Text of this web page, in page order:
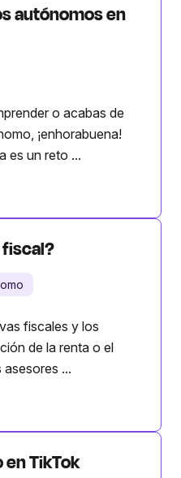
autónomos en
o acabas de
¡enhorabuena!
es un reto ...
fiscal?
fiscales y los
de la renta o el
asesores ...
TikTok